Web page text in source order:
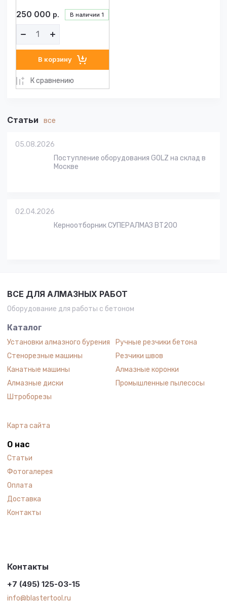
Статьи все
05.08.2026
Поступление оборудования GOLZ на склад в
Москве
02.04.2026
Керноотборник СУПЕРАЛМАЗ BT200
В наличии 1
250 000 р.
В корзину
К сравнению
ВСЕ ДЛЯ АЛМАЗНЫХ РАБОТ
Оборудование для работы с бетоном
Каталог
Установки алмазного бурения
Ручные резчики бетона
Стенорезные машины
Резчики швов
Канатные машины
Алмазные коронки
Алмазные диски
Промышленные пылесосы
Штроборезы
Карта сайта
О нас
Статьи
Фотогалерея
Оплата
Доставка
Контакты
Контакты
+7 (495) 125-03-15
info@blastertool.ru